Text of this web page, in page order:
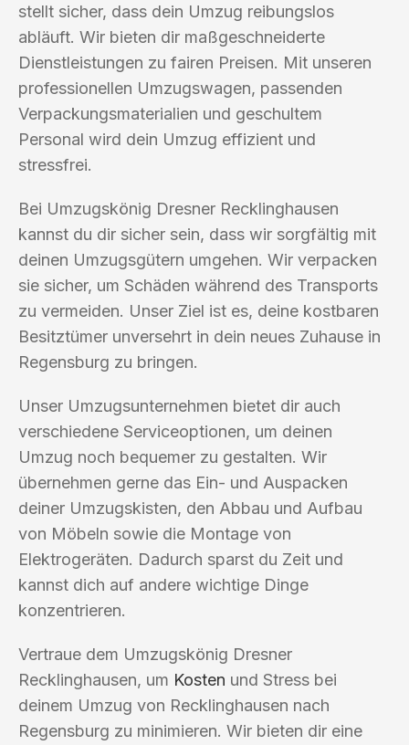
stellt sicher, dass dein Umzug reibungslos
abläuft. Wir bieten dir maßgeschneiderte
Dienstleistungen zu fairen Preisen. Mit unseren
professionellen Umzugswagen, passenden
Verpackungsmaterialien und geschultem
Personal wird dein Umzug effizient und
stressfrei.
Bei Umzugskönig Dresner Recklinghausen
kannst du dir sicher sein, dass wir sorgfältig mit
deinen Umzugsgütern umgehen. Wir verpacken
sie sicher, um Schäden während des Transports
zu vermeiden. Unser Ziel ist es, deine kostbaren
Besitztümer unversehrt in dein neues Zuhause in
Regensburg zu bringen.
Unser Umzugsunternehmen bietet dir auch
verschiedene Serviceoptionen, um deinen
Umzug noch bequemer zu gestalten. Wir
übernehmen gerne das Ein- und Auspacken
deiner Umzugskisten, den Abbau und Aufbau
von Möbeln sowie die Montage von
Elektrogeräten. Dadurch sparst du Zeit und
kannst dich auf andere wichtige Dinge
konzentrieren.
Vertraue dem Umzugskönig Dresner
Recklinghausen, um Kosten und Stress bei
deinem Umzug von Recklinghausen nach
Regensburg zu minimieren. Wir bieten dir eine